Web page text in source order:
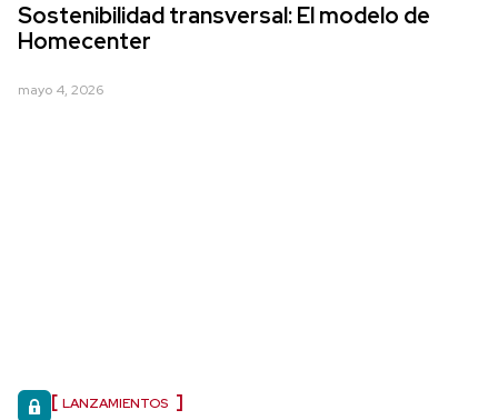
Sostenibilidad transversal: El modelo de
Homecenter
mayo 4, 2026
LANZAMIENTOS